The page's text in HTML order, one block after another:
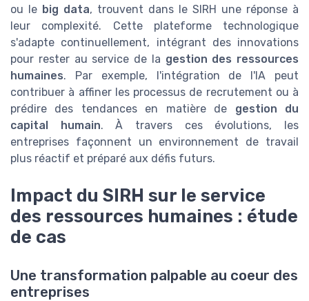
ou le big data, trouvent dans le SIRH une réponse à
leur complexité. Cette plateforme technologique
s'adapte continuellement, intégrant des innovations
pour rester au service de la gestion des ressources
humaines. Par exemple, l'intégration de l'IA peut
contribuer à affiner les processus de recrutement ou à
prédire des tendances en matière de gestion du
capital humain. À travers ces évolutions, les
entreprises façonnent un environnement de travail
plus réactif et préparé aux défis futurs.
Impact du SIRH sur le service
des ressources humaines : étude
de cas
Une transformation palpable au coeur des
entreprises